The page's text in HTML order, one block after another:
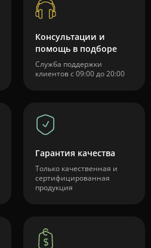
Консультации и
помощь в подборе
Служба поддержки
клиентов с 09:00 до 20:00
Гарантия качества
Только качественная и
сертифицированная
продукция